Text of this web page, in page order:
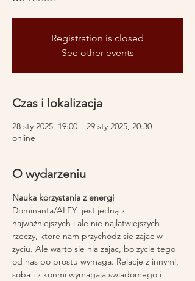
Registration is closed
See other events
Czas i lokalizacja
28 sty 2025, 19:00 – 29 sty 2025, 20:30
online
O wydarzeniu
Nauka korzystania z energi
Dominanta/ALFY  jest jedną z
najważniejszych i ale nie najlatwiejszych
rzeczy, ktore nam przychodz sie zajac w
zyciu. Ale warto sie nia zajac, bo zycie tego
od nas po prostu wymaga. Relacje z innymi,
soba i z konmi wymagaja swiadomego i